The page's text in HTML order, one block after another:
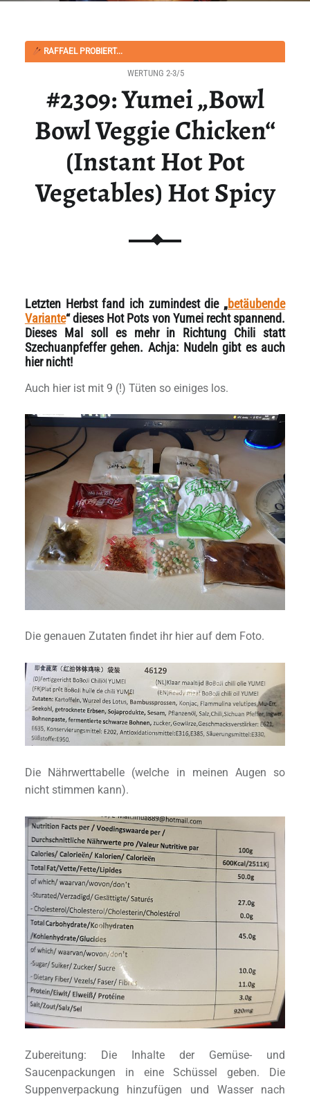
RAFFAEL PROBIERT...
#2309: Yumei „Bowl
Bowl Veggie Chicken“
(Instant Hot Pot
Vegetables) Hot Spicy
WERTUNG 2-3/5
Letzten Herbst fand ich zumindest die „betäubende
Variante“ dieses Hot Pots von Yumei recht spannend.
Dieses Mal soll es mehr in Richtung Chili statt
Szechuanpfeffer gehen. Achja: Nudeln gibt es auch
hier nicht!
Auch hier ist mit 9 (!) Tüten so einiges los.
Die genauen Zutaten findet ihr hier auf dem Foto.
Die Nährwerttabelle (welche in meinen Augen so
nicht stimmen kann).
Zubereitung: Die Inhalte der Gemüse- und
Saucenpackungen in eine Schüssel geben. Die
Suppenverpackung hinzufügen und Wasser nach